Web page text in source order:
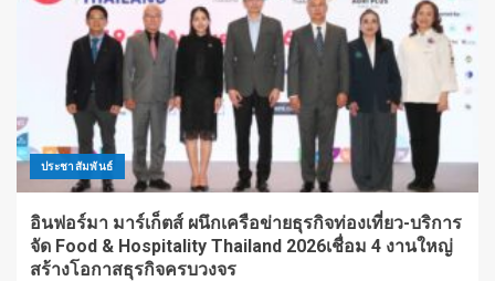
ประชาสัมพันธ์
อินฟอร์มา มาร์เก็ตส์ ผนึกเครือข่ายธุรกิจท่องเที่ยว-บริการ
จัด Food & Hospitality Thailand 2026เชื่อม 4 งานใหญ่
สร้างโอกาสธุรกิจครบวงจร